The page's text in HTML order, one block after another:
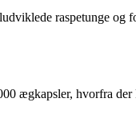
raspetunge
ægkapsler, hvorfra